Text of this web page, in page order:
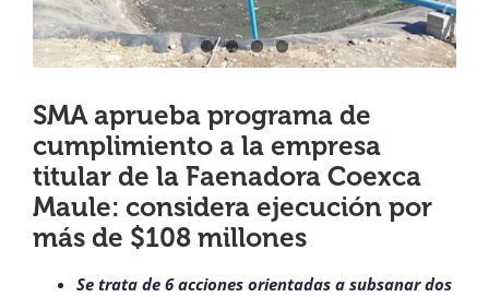
DOCUMENTOS
PREGUNTAS FRECUENTES
CONTACTO
SMA aprueba programa de
cumplimiento a la empresa
titular de la Faenadora Coexca
Maule: considera ejecución por
más de $108 millones
Se trata de 6 acciones orientadas a subsanar dos